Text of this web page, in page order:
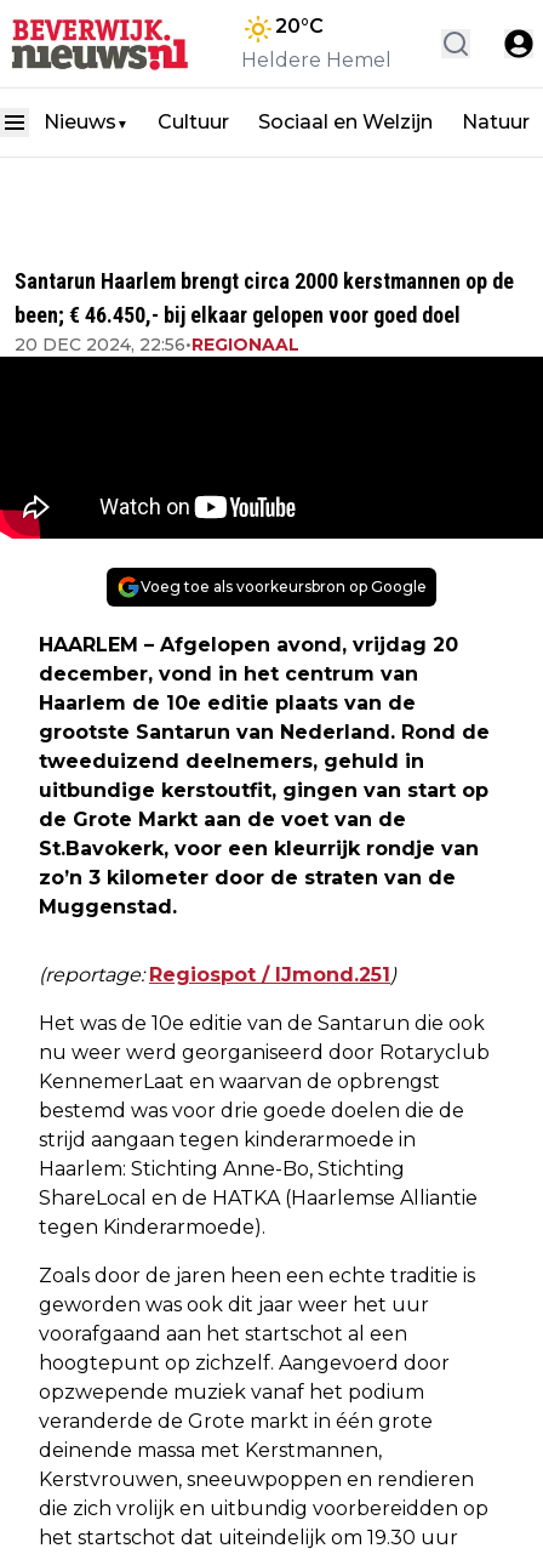
20°C
Heldere Hemel
Nieuws ▼ Cultuur Sociaal en Welzijn Natuur
Santarun Haarlem brengt circa 2000 kerstmannen op de
been; € 46.450,- bij elkaar gelopen voor goed doel
20 DEC 2024, 22:56•REGIONAAL
Voeg toe als voorkeursbron op Google
HAARLEM – Afgelopen avond, vrijdag 20
december, vond in het centrum van
Haarlem de 10e editie plaats van de
grootste Santarun van Nederland. Rond de
tweeduizend deelnemers, gehuld in
uitbundige kerstoutfit, gingen van start op
de Grote Markt aan de voet van de
St.Bavokerk, voor een kleurrijk rondje van
zo’n 3 kilometer door de straten van de
Muggenstad.
(reportage:Regiospot / IJmond.251)
Het was de 10e editie van de Santarun die ook
nu weer werd georganiseerd door Rotaryclub
KennemerLaat en waarvan de opbrengst
bestemd was voor drie goede doelen die de
strijd aangaan tegen kinderarmoede in
Haarlem: Stichting Anne-Bo, Stichting
ShareLocal en de HATKA (Haarlemse Alliantie
tegen Kinderarmoede).
Zoals door de jaren heen een echte traditie is
geworden was ook dit jaar weer het uur
voorafgaand aan het startschot al een
hoogtepunt op zichzelf. Aangevoerd door
opzwepende muziek vanaf het podium
veranderde de Grote markt in één grote
deinende massa met Kerstmannen,
Kerstvrouwen, sneeuwpoppen en rendieren
die zich vrolijk en uitbundig voorbereidden op
het startschot dat uiteindelijk om 19.30 uur